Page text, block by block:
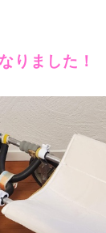
りました！